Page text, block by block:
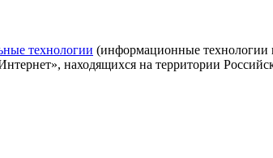
технологии (информационные технологии
находящихся на территории